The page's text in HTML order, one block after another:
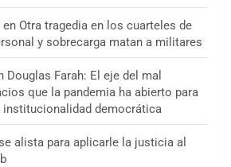
en Otra tragedia en los cuarteles de
y sobrecarga matan a militares
Douglas Farah: El eje del mal
que la pandemia ha abierto para
democrática
alista para aplicarle la justicia al